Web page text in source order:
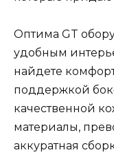
Оптима GT
удобным
найдете
поддержкой
качественной
материалы,
аккуратная